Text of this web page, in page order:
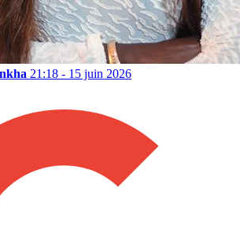
21:18 - 15 juin 2026